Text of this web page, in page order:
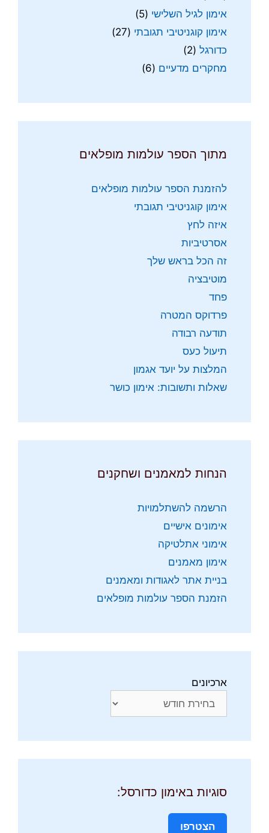
אימון לגיל השלישי (5)
אימון קוגניטיבי תגובתי (27)
כדורגל (2)
מחקרים מדעיים (6)
מתוך הספר עולמות מופלאים
להזמנת הספר עולמות מופלאים
אימון קוגניטיבי תגובתי
איזה לחץ
אסרטיביות
זה הכל בראש שלך
מוטיבציה
פחד
פרדוקס המטרה
תודעה רבודה
תיעול כעס
המלצות על יועד אגמון
שאלות ותשובות: אימון כושר
הנחות למאמנים ושחקנים
הרשמה להשתלמויות
אימונים אישיים
אימוני אתלטיקה
אימון מאמנים
בניית אתר לאגודות ומאמנים
הזמנת הספר עולמות מופלאים
ארכיונים
סוגיות באימון כדורסל:
הצטרפו